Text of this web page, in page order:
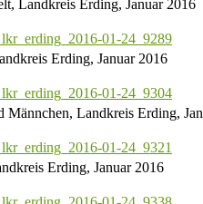
Landkreis Erding, Januar 2016
Erding, Januar 2016
Männchen, Landkreis Erding,
Erding, Januar 2016